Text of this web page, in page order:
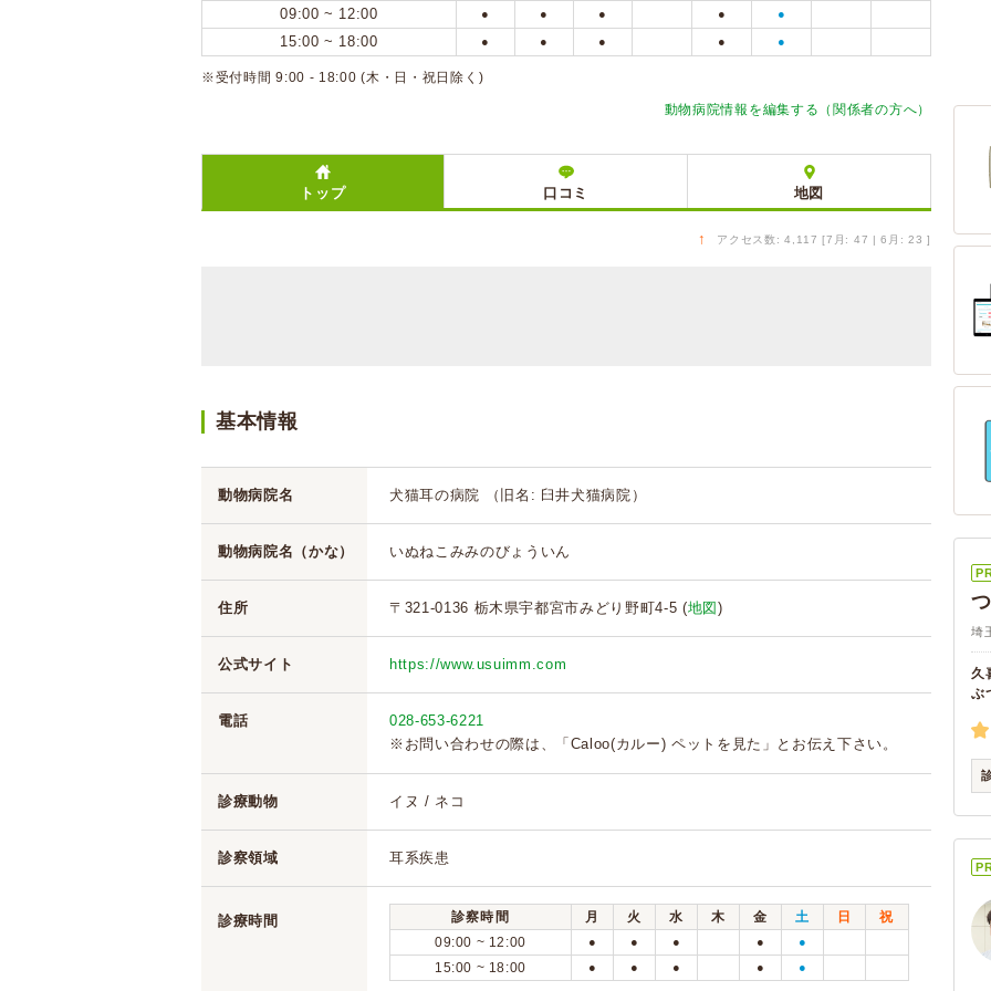
09:00 ~ 12:00 ● ● ● ● ●
15:00 ~ 18:00 ● ● ● ● ●
※受付時間 9:00 - 18:00 (木・日・祝日除く)
動物病院情報を編集する（関係者の方へ）
トップ 口コミ 地図
↑ アクセス数: 4,117 [7月: 47 | 6月: 23 ]
基本情報
動物病院名 犬猫耳の病院 （旧名: 臼井犬猫病院）
動物病院名（かな） いぬねこみみのびょういん
住所 〒321-0136 栃木県宇都宮市みどり野町4-5 (地図 )
公式サイト https://www.usuimm.com
電話
028-653-6221
※お問い合わせの際は、「Caloo(カルー) ペットを見た」とお伝え下さい。
診療動物 イヌ / ネコ
診察領域 耳系疾患
診療時間 診察時間 月 火 水 木 金 土 日
祝
09:00 ~ 12:00
● ● ● ● ●
15:00 ~ 18:00 ● ● ● ● ●
埼
久
ぶ